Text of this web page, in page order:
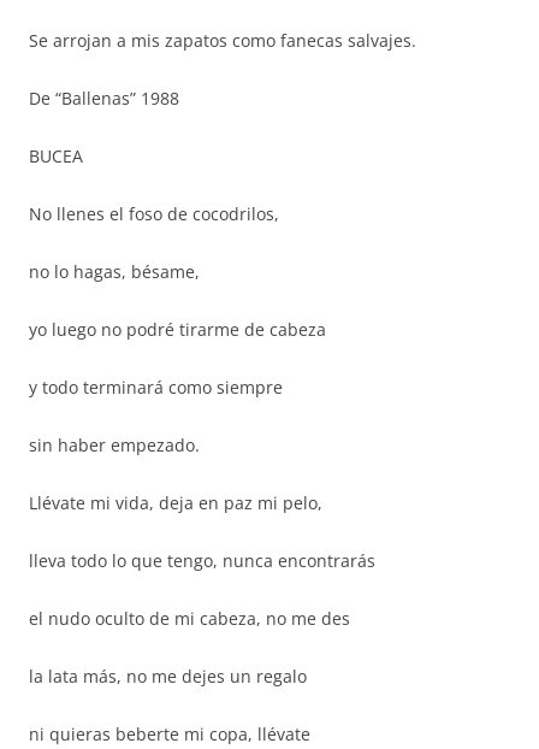
Se arrojan a mis zapatos como fanecas salvajes.
De “Ballenas” 1988
BUCEA
No llenes el foso de cocodrilos,
no lo hagas, bésame,
yo luego no podré tirarme de cabeza
y todo terminará como siempre
sin haber empezado.
Llévate mi vida, deja en paz mi pelo,
lleva todo lo que tengo, nunca encontrarás
el nudo oculto de mi cabeza, no me des
la lata más, no me dejes un regalo
ni quieras beberte mi copa, llévate